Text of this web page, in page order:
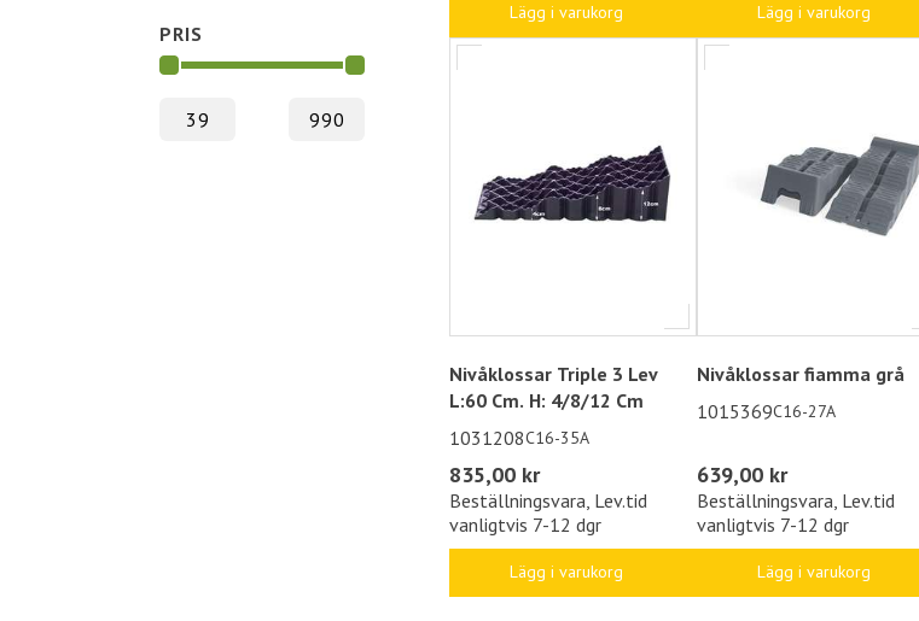
PRIS
Lägg i varukorg Lägg i varukorg
Nivåklossar Triple 3 Lev
L:60 Cm. H: 4/8/12 Cm
1031208C16-35A
835,00 kr
Beställningsvara, Lev.tid
vanligtvis 7-12 dgr
Lägg i varukorg
Nivåklossar fiamma grå
1015369C16-27A
639,00 kr
Beställningsvara, Lev.tid
vanligtvis 7-12 dgr
Lägg i varukorg